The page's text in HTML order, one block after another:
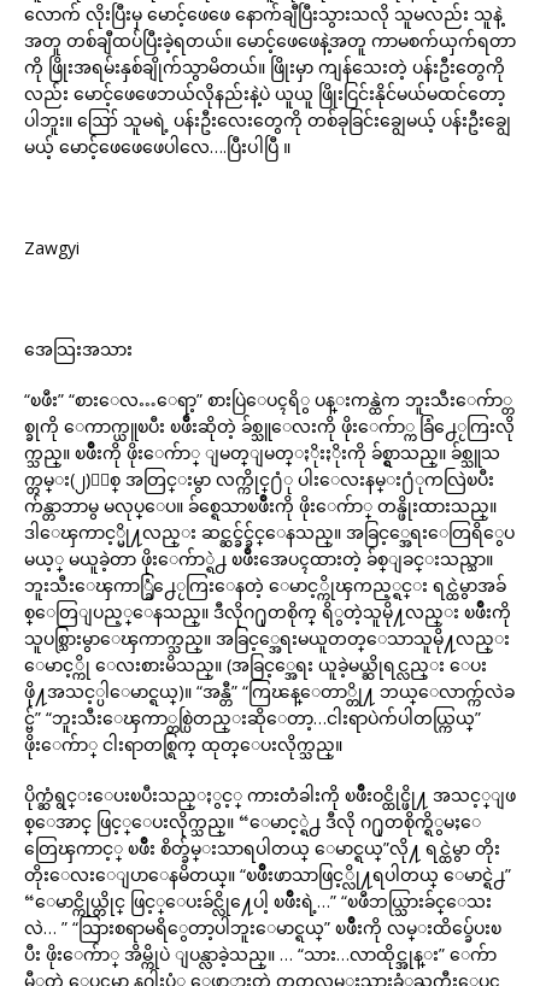
လောက် လိုးပြီးမှ မောင့်ဖေဖေ နောက်ချီပြီးသွားသလို သူမလည်း သူနဲ့
အတူ တစ်ချီထပ်ပြီးခဲ့ရတယ်။ မောင့်ဖေဖေနဲ့အတူ ကာမစက်ယှက်ရတာ
ကို ဖြိုးအရမ်းနှစ်ချိုက်သွာမိတယ်။ ဖြိုးမှာ ကျန်သေးတဲ့ ပန်းဦးတွေကို
လည်း မောင့်ဖေဖေဘယ်လိုနည်းနဲ့ပဲ ယူယူ ဖြိုးငြင်းနိုင်မယ်မထင်တော့
ပါဘူး။ ဪ သူမရဲ့ ပန်းဦးလေးတွေကို တစ်ခုခြင်းချွေမယ့် ပန်းဦးချွေ
မယ့် မောင့်ဖေဖေဖေပါလေ….ပြီးပါပြီ ။
Zawgyi
အေသြးအသား
“ၿဖိဴး” “စားေလ…ေရာ့” စားပြဲေပၚရိွ ပန္းကန္ထဲက ဘူးသီးေက်ာ္တ
စ္ခုကို ေကာက္ယူၿပီး ၿဖိဳးဆိုတဲ့ ခ်စ္သူေလးကို ဖိုးေက်ာ္က ခြံ႕ေႂကြးလို
က္သည္။ ၿဖိဳးကို ဖိုးေက်ာ္ ျမတ္ျမတ္ႏိုးႏိုးကို ခ်စ္ရွာသည္။ ခ်စ္သူသ
က္တမ္း(၂)ႏွစ္ အတြင္းမွာ လက္ကိုင္႐ံု ပါးေလးနမ္း႐ံုကလြဲၿပီး
က်န္တာဘာမွ မလုပ္ေပ။ ခ်စ္ရေသာၿဖိဳးကို ဖိုးေက်ာ္ တန္ဖိုးထားသည္။
ဒါေၾကာင့္မို႔လည္း ဆင္ဆင္ခ်င္ခ်င္ေနသည္။ အခြင့္အေရးေတြရိွေပ
မယ့္ မယူခဲ့တာ ဖိုးေက်ာ္ရဲ႕ ၿဖိဳးအေပၚထားတဲ့ ခ်စ္ျခင္းသည္သာ။
ဘူးသီးေၾကာ္ခြံ႕ေႂကြးေနတဲ့ ေမာင့္ကိုၾကည့္ရင္း ရင္ထဲမွာအခ်
စ္ေတြျပည့္ေနသည္။ ဒီလိုဂ႐ုတစိုက္ ရိွတဲ့သူမို႔လည္း ၿဖိဳးကို
သူပစ္သြားမွာေၾကာက္သည္။ အခြင့္အေရးမယူတတ္ေသာသူမို႔လည္း
ေမာင့္ကို ေလးစားမိသည္။ (အခြင့္အေရး ယူခဲ့မယ္ဆိုရင္လည္း ေပး
ဖို႔အသင့္ပါေမာင္ရယ္)။ “အန္တီ” “ကြၽန္ေတာ္တို႔ ဘယ္ေလာက္က်လဲခ
င္ဗ်” “ဘူးသီးေၾကာ္တစ္ပြဲတည္းဆိုေတာ့…ငါးရာပဲက်ပါတယ္ကြယ္”
ဖိုးေက်ာ္ ငါးရာတစ္ရြက္ ထုတ္ေပးလိုက္သည္။
ပိုက္ဆံရွင္းေပးၿပီးသည္ႏွင့္ ကားတံခါးကို ၿဖိဳးဝင္ထိုင္ဖို႔ အသင့္ျဖ
စ္ေအာင္ ဖြင့္ေပးလိုက္သည္။ “ေမာင့္ရဲ႕ ဒီလို ဂ႐ုတစိုက္ရိွမႈေ
တြေၾကာင့္ ၿဖိဳး စိတ္ခ်မ္းသာရပါတယ္ ေမာင္ရယ္”လို႔ ရင္ထဲမွာ တိုး
တိုးေလးေျပာေနမိတယ္။ “ၿဖိဳးဖာသာဖြင့္လို႔ရပါတယ္ ေမာင္ရဲ႕”
“ေမာင္ကိုယ္တိုင္ ဖြင့္ေပးခ်င္လို႔ေပါ့ ၿဖိဳးရဲ့…” “ၿဖိဴဘယ္သြားခ်င္ေသး
လဲ… ” “သြားစရာမရိွေတာ့ပါဘူးေမာင္ရယ္” ၿဖိဳးကို လမ္းထိပ္ခ်ေပးၿ
ပီး ဖိုးေက်ာ္ အိမ္ကိုပဲ ျပန္လာခဲ့သည္။ … “သား…လာထိုင္အုန္း” ေက်ာ
မီွတဲ့ ေပၚမွာ နဂါးပံု ေဖာ္ထားတဲ့ တတ္မလမ္းသားခံုႀကီးေပၚ